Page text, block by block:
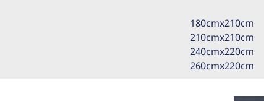
180cmx210cm
210cmx210cm
240cmx220cm
260cmx220cm